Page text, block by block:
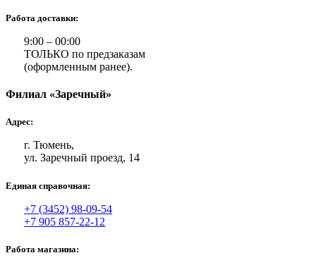
Работа доставки:
9:00 – 00:00
ТОЛЬКО по предзаказам
(оформленным ранее).
Филиал «Заречный»
Адрес:
г. Тюмень,
ул. Заречный проезд, 14
Единая справочная:
+7 (3452) 98-09-54
+7 905 857-22-12
Работа магазина: